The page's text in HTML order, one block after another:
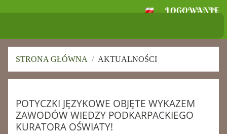
LOGOWANIE
Skołoszowie
STRONA GŁÓWNA / AKTUALNOŚCI
POTYCZKI JĘZYKOWE OBJĘTE WYKAZEM
ZAWODÓW WIEDZY PODKARPACKIEGO
KURATORA OŚWIATY!